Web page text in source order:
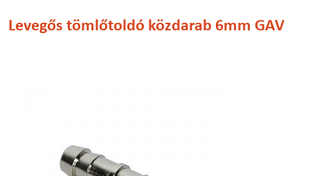
Levegős tömlőtoldó közdarab 6mm GAV